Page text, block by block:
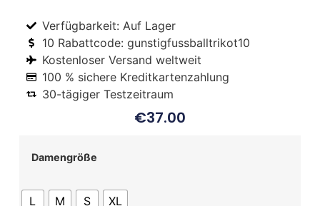
Verfügbarkeit: Auf Lager
10 Rabattcode: gunstigfussballtrikot10
Kostenloser Versand weltweit
100 % sichere Kreditkartenzahlung
30-tägiger Testzeitraum
€37.00
Damengröße
L M S XL